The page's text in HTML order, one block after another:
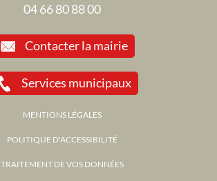
04 66 80 88 00
Contacter la mairie
Services municipaux
MENTIONS LÉGALES
POLITIQUE D'ACCESSIBILITÉ
TRAITEMENT DE VOS DONNÉES